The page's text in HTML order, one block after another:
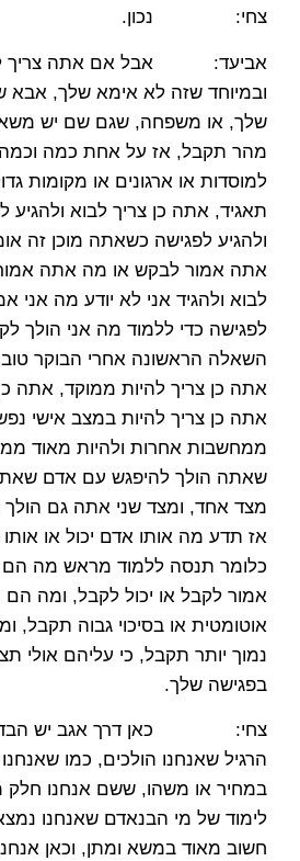
צחי: נכון.
אביעד: אבל אם אתה צריך
ובמיוחד שזה לא אימא שלך, אבא
שלך, או משפחה, שגם שם יש משא
מהר תקבל, אז על אחת כמה
למוסדות או ארגונים או מקומות
תאגיד, אתה כן צריך לבוא ולהגיע
ולהגיע לפגישה כשאתה מוכן זה
אתה אמור לבקש או מה אתה
לבוא ולהגיד אני לא יודע מה אני
לפגישה כדי ללמוד מה אני הולך
השאלה הראשונה אחרי הבוקר
אתה כן צריך להיות ממוקד, אתה כן
אתה כן צריך להיות במצב אישי
ממחשבות אחרות ולהיות מאוד
שאתה הולך להיפגש עם אדם
מצד אחד, ומצד שני אתה גם
אז תדע מה אותו אדם יכול או
כלומר תנסה ללמוד מראש מה
אמור לקבל או יכול לקבל, ומה
אוטומטית או בסיכוי גבוה תקבל,
נמוך יותר תקבל, כי עליהם אולי
בפגישה שלך.
צחי: כאן דרך אגב יש הבדל
הרגיל שאנחנו הולכים, כמו
במחיר או משהו, ששם אנחנו חלק
לימוד של מי הבנאדם שאנחנו
חשוב מאוד במשא ומתן, וכאן